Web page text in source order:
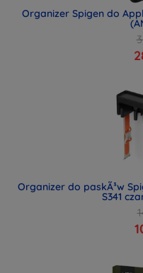
Organizer Spigen do
Organizer do paskÃ³w
S341